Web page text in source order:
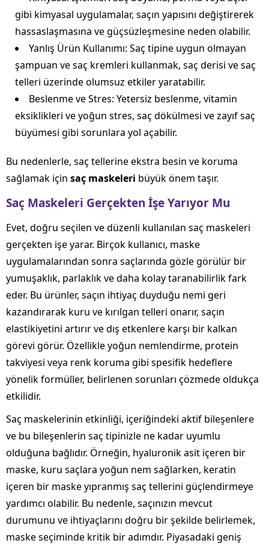
gibi kimyasal uygulamalar, saçın yapısını değiştirerek
hassaslaşmasına ve güçsüzleşmesine neden olabilir.
Yanlış Ürün Kullanımı: Saç tipine uygun olmayan
şampuan ve saç kremleri kullanmak, saç derisi ve saç
telleri üzerinde olumsuz etkiler yaratabilir.
Beslenme ve Stres: Yetersiz beslenme, vitamin
eksiklikleri ve yoğun stres, saç dökülmesi ve zayıf saç
büyümesi gibi sorunlara yol açabilir.
Bu nedenlerle, saç tellerine ekstra besin ve koruma
sağlamak için saç maskeleri büyük önem taşır.
Saç Maskeleri Gerçekten İşe Yarıyor Mu
Evet, doğru seçilen ve düzenli kullanılan saç maskeleri
gerçekten işe yarar. Birçok kullanıcı, maske
uygulamalarından sonra saçlarında gözle görülür bir
yumuşaklık, parlaklık ve daha kolay taranabilirlik fark
eder. Bu ürünler, saçın ihtiyaç duyduğu nemi geri
kazandırarak kuru ve kırılgan telleri onarır, saçın
elastikiyetini artırır ve dış etkenlere karşı bir kalkan
görevi görür. Özellikle yoğun nemlendirme, protein
takviyesi veya renk koruma gibi spesifik hedeflere
yönelik formüller, belirlenen sorunları çözmede oldukça
etkilidir.
Saç maskelerinin etkinliği, içeriğindeki aktif bileşenlere
ve bu bileşenlerin saç tipinizle ne kadar uyumlu
olduğuna bağlıdır. Örneğin, hyaluronik asit içeren bir
maske, kuru saçlara yoğun nem sağlarken, keratin
içeren bir maske yıpranmış saç tellerini güçlendirmeye
yardımcı olabilir. Bu nedenle, saçınızın mevcut
durumunu ve ihtiyaçlarını doğru bir şekilde belirlemek,
maske seçiminde kritik bir adımdır. Piyasadaki geniş